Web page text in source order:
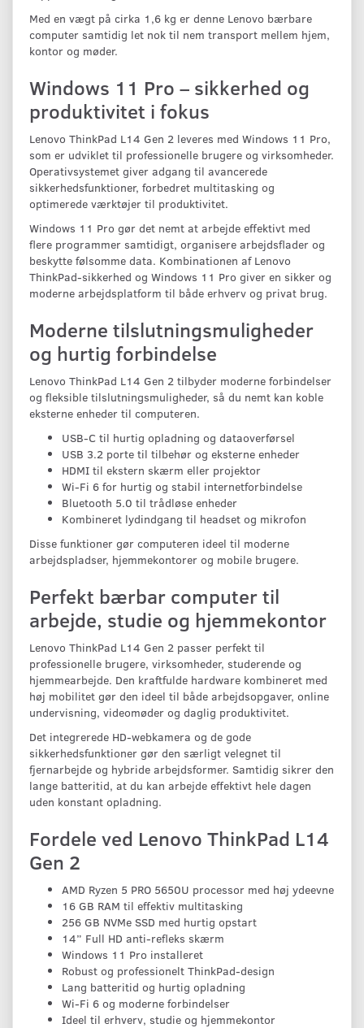
Med en vægt på cirka 1,6 kg er denne Lenovo bærbare
computer samtidig let nok til nem transport mellem hjem,
kontor og møder.
Windows 11 Pro – sikkerhed og
produktivitet i fokus
Lenovo ThinkPad L14 Gen 2 leveres med Windows 11 Pro,
som er udviklet til professionelle brugere og virksomheder.
Operativsystemet giver adgang til avancerede
sikkerhedsfunktioner, forbedret multitasking og
optimerede værktøjer til produktivitet.
Windows 11 Pro gør det nemt at arbejde effektivt med
flere programmer samtidigt, organisere arbejdsflader og
beskytte følsomme data. Kombinationen af Lenovo
ThinkPad-sikkerhed og Windows 11 Pro giver en sikker og
moderne arbejdsplatform til både erhverv og privat brug.
Moderne tilslutningsmuligheder
og hurtig forbindelse
Lenovo ThinkPad L14 Gen 2 tilbyder moderne forbindelser
og fleksible tilslutningsmuligheder, så du nemt kan koble
eksterne enheder til computeren.
USB-C til hurtig opladning og dataoverførsel
USB 3.2 porte til tilbehør og eksterne enheder
HDMI til ekstern skærm eller projektor
Wi-Fi 6 for hurtig og stabil internetforbindelse
Bluetooth 5.0 til trådløse enheder
Kombineret lydindgang til headset og mikrofon
Disse funktioner gør computeren ideel til moderne
arbejdspladser, hjemmekontorer og mobile brugere.
Perfekt bærbar computer til
arbejde, studie og hjemmekontor
Lenovo ThinkPad L14 Gen 2 passer perfekt til
professionelle brugere, virksomheder, studerende og
hjemmearbejde. Den kraftfulde hardware kombineret med
høj mobilitet gør den ideel til både arbejdsopgaver, online
undervisning, videomøder og daglig produktivitet.
Det integrerede HD-webkamera og de gode
sikkerhedsfunktioner gør den særligt velegnet til
fjernarbejde og hybride arbejdsformer. Samtidig sikrer den
lange batteritid, at du kan arbejde effektivt hele dagen
uden konstant opladning.
Fordele ved Lenovo ThinkPad L14
Gen 2
AMD Ryzen 5 PRO 5650U processor med høj ydeevne
16 GB RAM til effektiv multitasking
256 GB NVMe SSD med hurtig opstart
14” Full HD anti-refleks skærm
Windows 11 Pro installeret
Robust og professionelt ThinkPad-design
Lang batteritid og hurtig opladning
Wi-Fi 6 og moderne forbindelser
Ideel til erhverv, studie og hjemmekontor